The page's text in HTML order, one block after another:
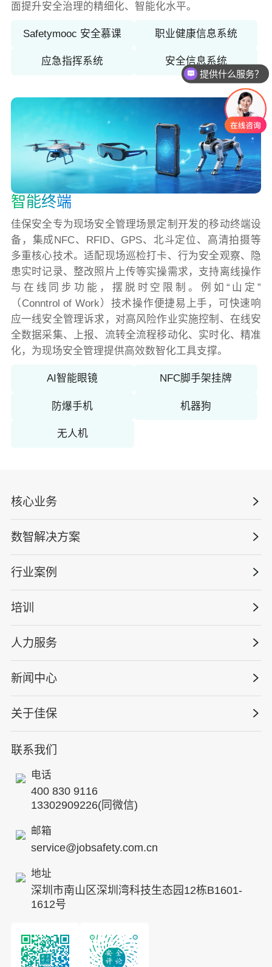
面提升安全治理的精细化、智能化水平。
Safetymooc 安全慕课 职业健康信息系统
应急指挥系统 安全信息系统
智能终端
佳保安全专为现场安全管理场景定制开发的移动终端设
备，集成NFC、RFID、GPS、北斗定位、高清拍摄等
多重核心技术。适配现场巡检打卡、行为安全观察、隐
患实时记录、整改照片上传等实操需求，支持离线操作
与在线同步功能，摆脱时空限制。例如“山定”
（Conntrol of Work）技术操作便捷易上手，可快速响
应一线安全管理诉求，对高风险作业实施控制、在线安
全数据采集、上报、流转全流程移动化、实时化、精准
化，为现场安全管理提供高效数智化工具支撑。
AI智能眼镜 NFC脚手架挂牌
防爆手机 机器狗
无人机
联系我们
电话
400 830 9116
13302909226(同微信)
邮箱
service@jobsafety.com.cn
地址
深圳市南山区深圳湾科技生态园12栋B1601-
1612号
核心业务
数智安全科技
安全战略咨询
管理体系建设
安全技能提升
工程安全服务
巡查监督审计
HSE专家服务
数智解决方案
量化安全云
智慧化系统
智能终端
行业案例
政府安全监管
工程建设/地产物业
能源电力
仓储物流
水利水务
核电工程与运营
其他案例
培训
版权安全课程
行业定制课程
资质与专业技能版权课
国际证书课程
人力服务
高薪岗位
HSE 专家服务
人力资源服务
新闻中心
公司新闻
关于佳保
公司简介
企业文化
专家团队
发展历程
招贤纳士
ESG
8S安全服务联盟
投资者关系
提供什么服务？